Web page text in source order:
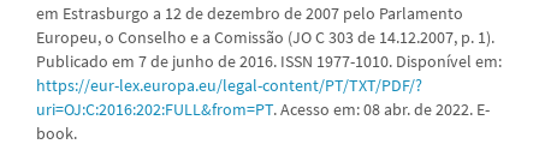
em Estrasburgo a 12 de dezembro de 2007 pelo Parlamento
Europeu, o Conselho e a Comissão (JO C 303 de 14.12.2007, p. 1).
Publicado em 7 de junho de 2016. ISSN 1977-1010. Disponível em:
https://eur-lex.europa.eu/legal-content/PT/TXT/PDF/?
uri=OJ:C:2016:202:FULL&from=PT. Acesso em: 08 abr. de 2022. E-
book.